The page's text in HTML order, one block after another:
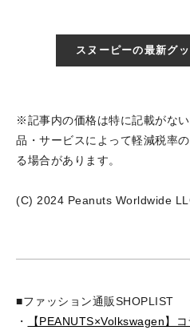
スヌーピーの最新グ
※記事内の価格は特に記載がな
品・サービスによって軽減税率
る場合があります。
(C) 2024 Peanuts Worldwide
■ファッション通販SHOPLIST
・
【PEANUTS×Volkswagen】